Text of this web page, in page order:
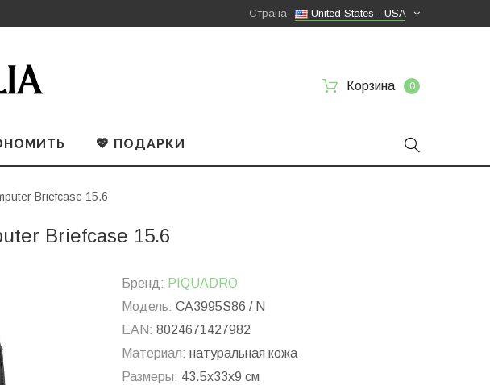
United States - USA
Страна
Корзина 0
💖 ПОДАРКИ
Briefcase 15.6
Briefcase 15.6
Бренд: PIQUADRO
Модель: CA3995S86 / N
EAN: 8024671427982
Материал: натуральная кожа
Размеры: 43.5x33x9 см